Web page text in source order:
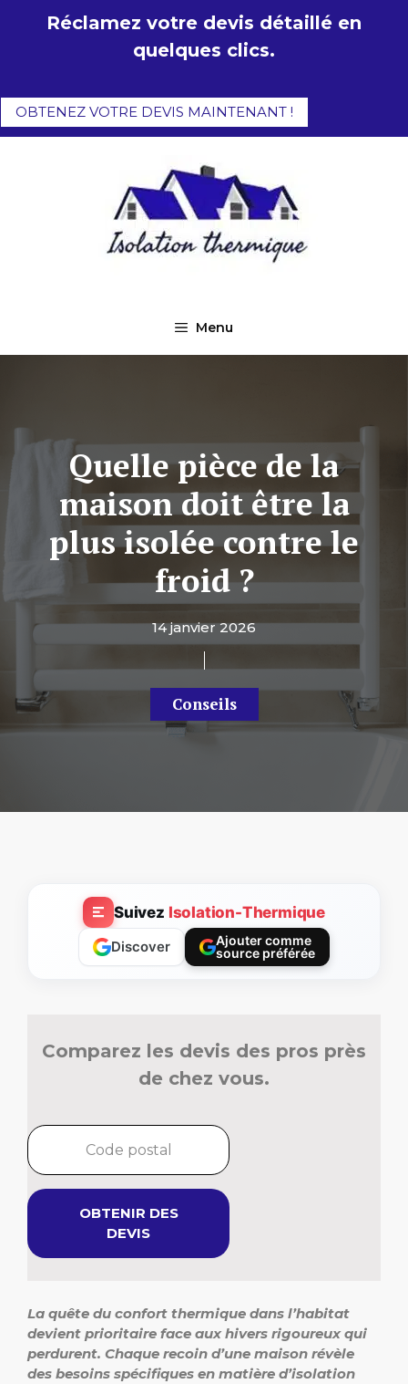
Réclamez votre devis détaillé en
quelques clics.
OBTENEZ VOTRE DEVIS MAINTENANT !
Menu
Quelle pièce de la
maison doit être la
plus isolée contre le
froid ?
14 janvier 2026
Conseils
Suivez Isolation-Thermique
Discover
Ajouter comme
source préférée
Comparez les devis des pros près
de chez vous.
OBTENIR DES
DEVIS
La quête du confort thermique dans l’habitat
devient prioritaire face aux hivers rigoureux qui
perdurent. Chaque recoin d’une maison révèle
des besoins spécifiques en matière d’isolation